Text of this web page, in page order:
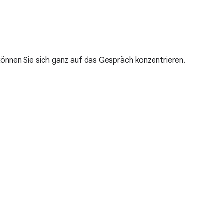
Sie sich ganz auf das Gespräch konzentrieren.